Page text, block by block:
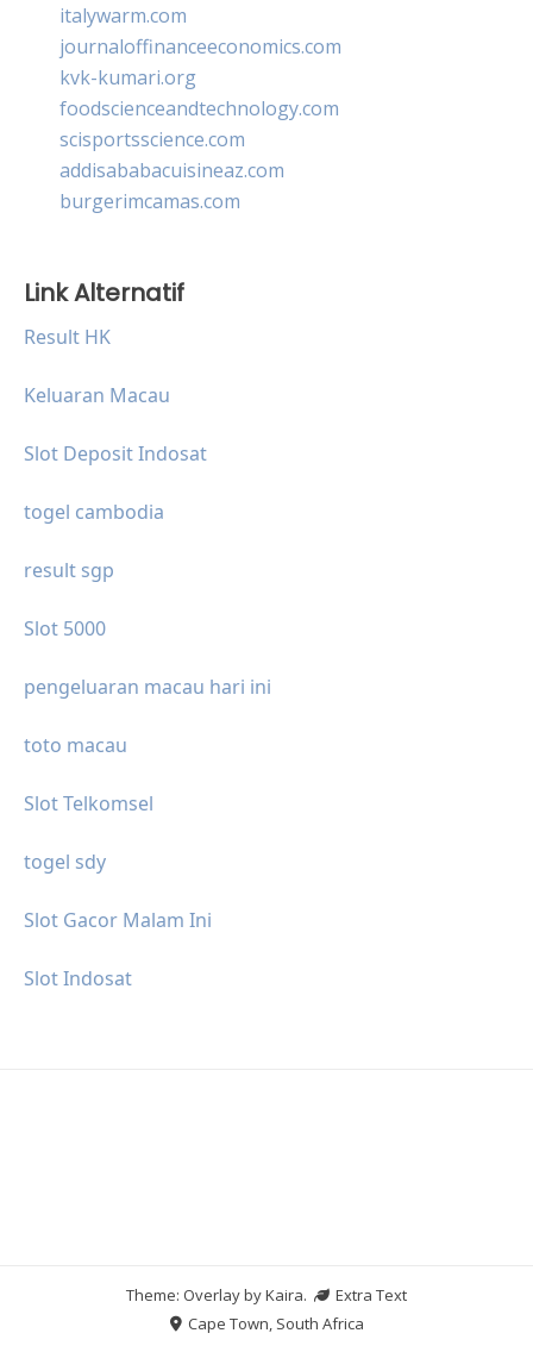
italywarm.com
journaloffinanceeconomics.com
kvk-kumari.org
foodscienceandtechnology.com
scisportsscience.com
addisababacuisineaz.com
burgerimcamas.com
Link Alternatif
Result HK
Keluaran Macau
Slot Deposit Indosat
togel cambodia
result sgp
Slot 5000
pengeluaran macau hari ini
toto macau
Slot Telkomsel
togel sdy
Slot Gacor Malam Ini
Slot Indosat
Theme: Overlay byKaira.
Extra Text
Cape Town, South Africa